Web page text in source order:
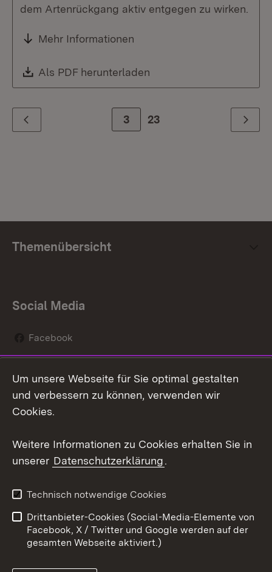
dem Artenrückgang aktiv entgegen zu wirken.
Mehr Informationen
Download:
Als PDF herunterladen
Zurück Zur Seite
3 23 Weiter
Themenübersicht
Social Media
Facebook
Social Wall
Youtube
Kontakt
Datenschutz
Barrierefreiheit
Impressum Cookies
Um unsere Webseite für Sie optimal gestalten
und verbessern zu können, verwenden wir
Cookies.
Weitere Informationen zu Cookies erhalten Sie in
unserer Datenschutzerklärung.
Technisch notwendige Cookies
Drittanbieter-Cookies (Social-Media-Elemente von
Facebook, X / Twitter und Google werden auf der
gesamten Webseite aktiviert.)